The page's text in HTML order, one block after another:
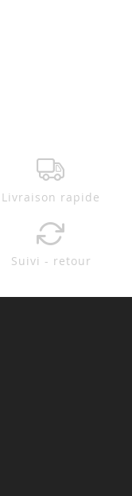
Livraison rapide
Suivi - retour